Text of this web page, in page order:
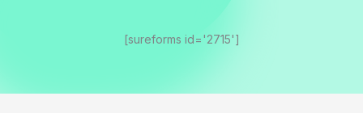
[sureforms id='2715']